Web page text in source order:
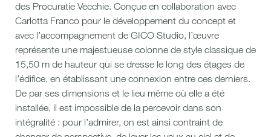
des Procuratie Vecchie. Conçue en collaboration avec
Carlotta Franco pour le développement du concept et
avec l’accompagnement de GICO Studio, l’œuvre
représente une majestueuse colonne de style classique de
15,50 m de hauteur qui se dresse le long des étages de
l’édifice, en établissant une connexion entre ces derniers.
De par ses dimensions et le lieu même où elle a été
installée, il est impossible de la percevoir dans son
intégralité : pour l’admirer, on est ainsi contraint de